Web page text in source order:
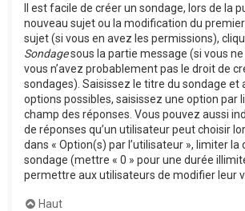
Il est facile de créer un sondage, lors de la
nouveau sujet ou la modification du premier
sujet (si vous en avez les permissions),
Sondagesous la partie message (si vous ne
vous n’avez probablement pas le droit de
sondages). Saisissez le titre du sondage et
options possibles, saisissez une option par
champ des réponses. Vous pouvez aussi
de réponses qu’un utilisateur peut choisir
dans « Option(s) par l’utilisateur », limiter la
sondage (mettre « 0 » pour une durée
permettre aux utilisateurs de modifier leur
Haut